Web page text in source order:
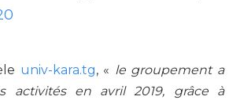
univ-kara.tg, « le groupement a
activités en avril 2019, grâce à